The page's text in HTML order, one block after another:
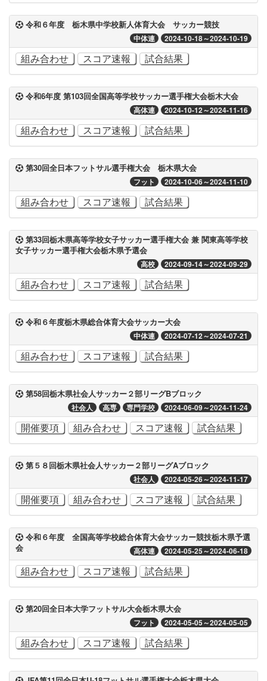
令和６年度 栃木県中学校新人体育大会 サッカー競技
中体連 2024-10-18～2024-10-19
組み合わせ スコア速報 試合結果
令和6年度 第103回全国高等学校サッカー選手権大会栃木大会
高体連 2024-10-12～2024-11-16
組み合わせ スコア速報 試合結果
第30回全日本フットサル選手権大会 栃木県大会
フット 2024-10-06～2024-11-10
組み合わせ スコア速報 試合結果
第33回栃木県高等学校女子サッカー選手権大会 兼 関東高等学校
女子サッカー選手権大会栃木県予選会
高校 2024-09-14～2024-09-29
組み合わせ スコア速報 試合結果
令和６年度栃木県総合体育大会サッカー大会
中体連 2024-07-12～2024-07-21
組み合わせ スコア速報 試合結果
第58回栃木県社会人サッカー２部リーグBブロック
社会人 高専 専門学校 2024-06-09～2024-11-24
開催要項 組み合わせ スコア速報 試合結果
第５８回栃木県社会人サッカー２部リーグAブロック
社会人 2024-05-26～2024-11-17
開催要項 組み合わせ スコア速報 試合結果
令和６年度 全国高等学校総合体育大会サッカー競技栃木県予選
会
高体連 2024-05-25～2024-06-18
組み合わせ スコア速報 試合結果
第20回全日本大学フットサル大会栃木県大会
フット 2024-05-05～2024-05-05
組み合わせ スコア速報 試合結果